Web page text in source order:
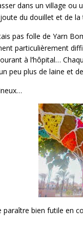
dans un village
du douillet et de la
pas folle de Yarn
particulièrement
à l’hôpital…
peu plus de laine et
bien futile en